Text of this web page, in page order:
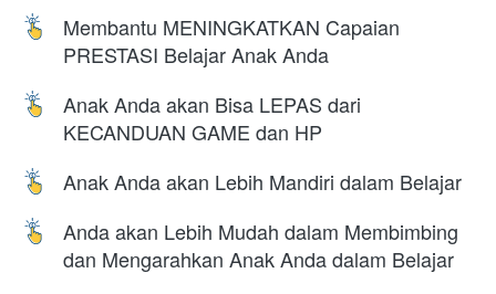
Membantu MENINGKATKAN Capaian
PRESTASI Belajar Anak Anda
Anak Anda akan Bisa LEPAS dari
KECANDUAN GAME dan HP
Anak Anda akan Lebih Mandiri dalam Belajar
Anda akan Lebih Mudah dalam Membimbing
dan Mengarahkan Anak Anda dalam Belajar